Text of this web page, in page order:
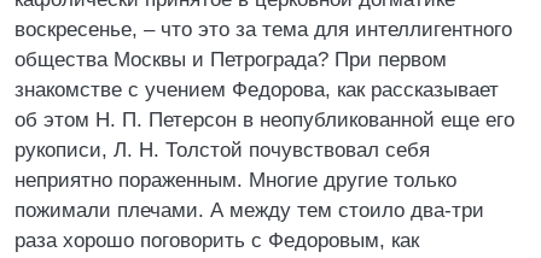
воскресенье, – что это за тема для интеллигентного
общества Москвы и Петрограда? При первом
знакомстве с учением Федорова, как рассказывает
об этом Н. П. Петерсон в неопубликованной еще его
рукописи, Л. Н. Толстой почувствовал себя
неприятно пораженным. Многие другие только
пожимали плечами. А между тем стоило два-три
раза хорошо поговорить с Федоровым, как